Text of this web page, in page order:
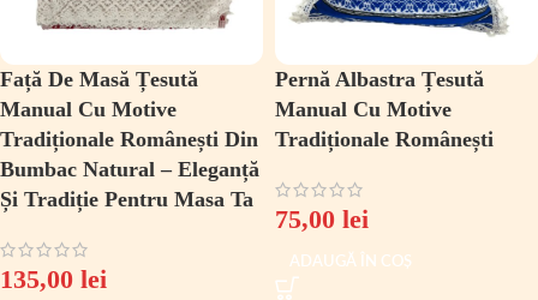
Față De Masă Țesută
Manual Cu Motive
Tradiționale Românești Din
Bumbac Natural – Eleganță
Și Tradiție Pentru Masa Ta
135,00 lei
Pernă Albastra Țesută
Manual Cu Motive
Tradiționale Românești
75,00 lei
ADAUGĂ ÎN COȘ